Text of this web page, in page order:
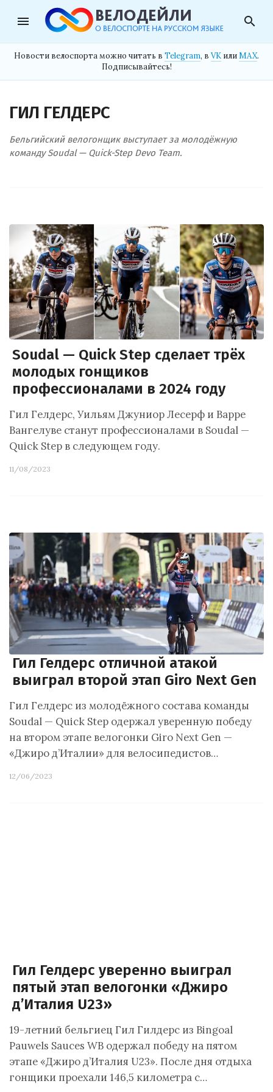
menu search
Новости велоспорта можно читать в Telegram, в VK илиMAX.
Подписывайтесь!
ГИЛ ГЕЛДЕРС
Бельгийский велогонщик выступает за молодёжную
команду Soudal — Quick-Step Devo Team.
Soudal — Quick Step сделает трёх
молодых гонщиков
профессионалами в 2024 году
Гил Гелдерс, Уильям Джуниор Лесерф и Варре
Вангелуве станут профессионалами в Soudal —
Quick Step в следующем году.
11/08/2023
Гил Гелдерс отличной атакой
выиграл второй этап Giro Next Gen
Гил Гелдерс из молодёжного состава команды
Soudal — Quick Step одержал уверенную победу
на втором этапе велогонки Giro Next Gen —
«Джиро д’Италии» для велосипедистов…
12/06/2023
Гил Гелдерс уверенно выиграл
пятый этап велогонки «Джиро
д’Италия U23»
19-летний бельгиец Гил Гилдерс из Bingoal
Pauwels Sauces WB одержал победу на пятом
этапе «Джиро д’Италия U23». После дня отдыха
гонщики проехали 146,5 километра с…